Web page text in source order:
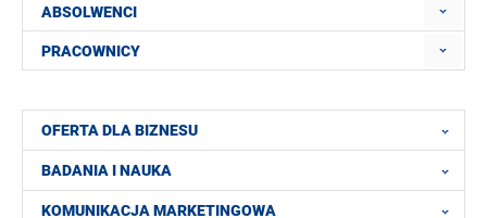
ABSOLWENCI
PRACOWNICY
OFERTA DLA BIZNESU
BADANIA I NAUKA
KOMUNIKACJA MARKETINGOWA